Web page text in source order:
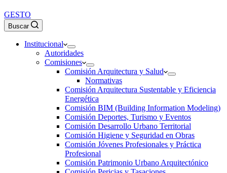
GESTO
Buscar
Institucional
Autoridades
Comisiones
Comisión Arquitectura y Salud
Normativas
Comisión Arquitectura Sustentable y Eficiencia
Energética
Comisión BIM (Building Information Modeling)
Comisión Deportes, Turismo y Eventos
Comisión Desarrollo Urbano Territorial
Comisión Higiene y Seguridad en Obras
Comisión Jóvenes Profesionales y Práctica
Profesional
Comisión Patrimonio Urbano Arquitectónico